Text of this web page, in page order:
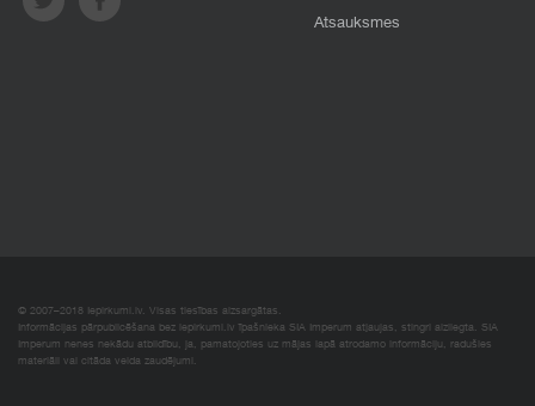
Atsauksmes
© 2007–2018 Iepirkumi.lv. Visas tiesības aizsargātas.
Informācijas pārpublicēšana bez iepirkumi.lv īpašnieka SIA Imperum atļaujas, stingri aizliegta. SIA
Imperum nenes nekādu atbildību, ja, pamatojoties uz mājas lapā atrodamo informāciju, radušies
materiāli vai citāda veida zaudējumi.